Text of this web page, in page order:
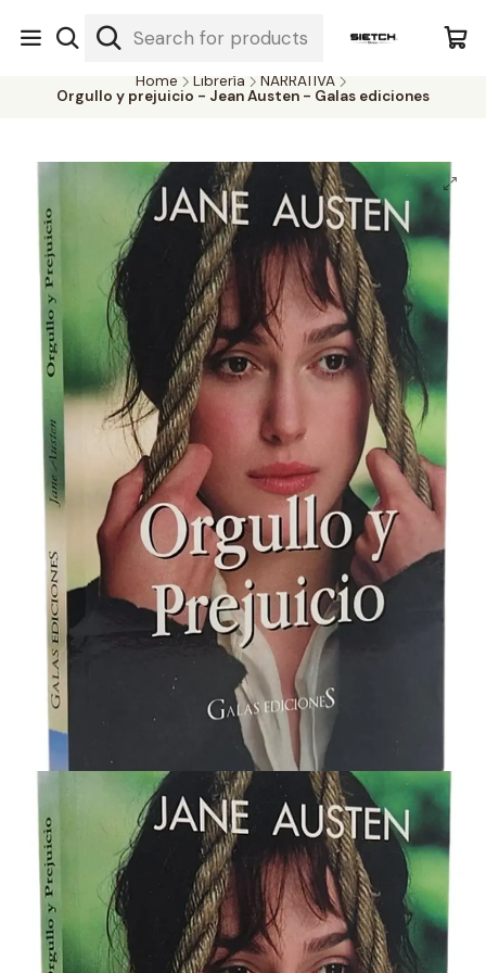
Nuestra librería - Serrano 317 local 3 - Limache.
#SomospartedelSietch
Home Librería
NARRATIVA
Orgullo y prejuicio - Jean Austen - Galas ediciones